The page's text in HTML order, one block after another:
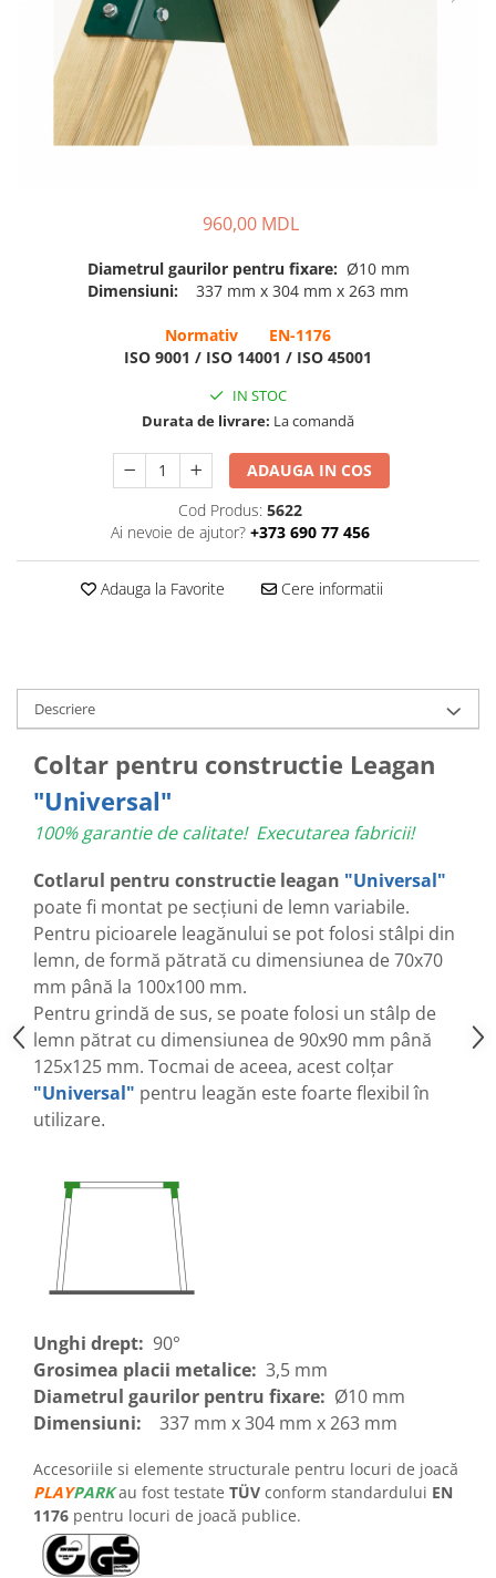
Pavilioane pentru grădinițe
960,00 MDL
Diametrul gaurilor pentru fixare: Ø10 mm
Dimensiuni: 337 mm x 304 mm x 263 mm
Normativ EN-1176
ISO 9001 / ISO 14001 / ISO 45001
IN STOC
Durata de livrare: La comandă
ADAUGA IN COS
Cod Produs: 5622
Ai nevoie de ajutor? +373 690 77 456
Adauga la Favorite Cere informatii
Descriere
Coltar pentru constructie Leagan
"Universal"
100% garantie de calitate! Executarea fabricii!
Cotlarul pentru constructie leagan "Universal"
poate fi montat pe secţiuni de lemn variabile.
Pentru picioarele leagănului se pot folosi stâlpi din
lemn, de formă pătrată cu dimensiunea de 70x70
mm până la 100x100 mm.
Pentru grindă de sus, se poate folosi un stâlp de
lemn pătrat cu dimensiunea de 90x90 mm până
125x125 mm. Tocmai de aceea, acest colţar
"Universal" pentru leagăn este foarte flexibil în
utilizare.
Unghi drept: 90°
Grosimea placii metalice: 3,5 mm
Diametrul gaurilor pentru fixare: Ø10 mm
Dimensiuni: 337 mm x 304 mm x 263 mm
Accesoriile si elemente structurale pentru locuri de joacă
PLAYPARKau fost testate TÜV conform standardului EN
1176 pentru locuri de joacă publice.